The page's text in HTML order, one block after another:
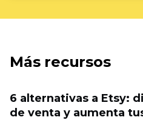
Más recursos
6 alternativas a Etsy:
de venta y aumenta